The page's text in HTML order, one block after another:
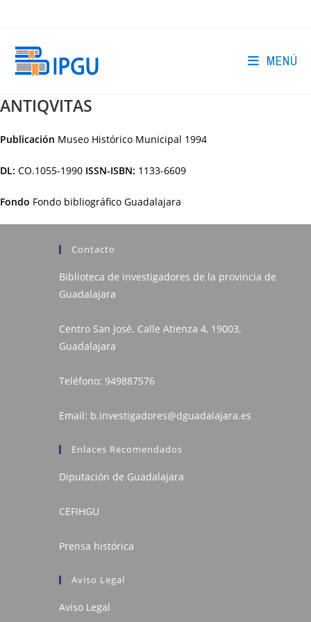
MENÚ
ANTIQVITAS
Publicación Museo Histórico Municipal 1994
DL: CO.1055-1990 ISSN-ISBN: 1133-6609
Fondo Fondo bibliográfico Guadalajara
Contacto
Biblioteca de investigadores de la provincia de
Guadalajara
Centro San José. Calle Atienza 4, 19003,
Guadalajara
Teléfono: 949887576
Email: b.investigadores@dguadalajara.es
Enlaces Recomendados
Diputación de Guadalajara
CEFIHGU
Prensa histórica
Aviso Legal
Aviso Legal